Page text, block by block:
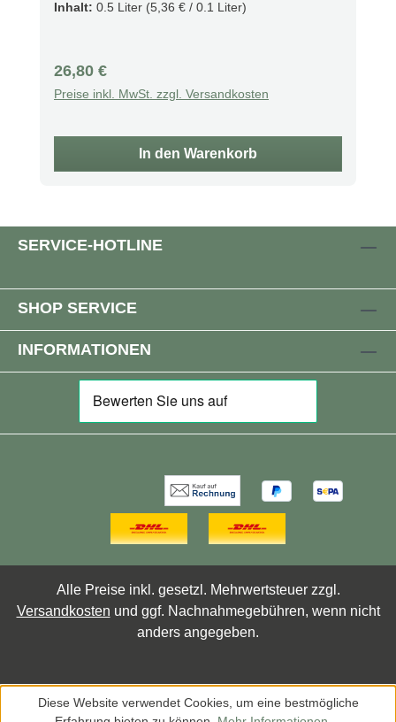
hydrolysiertes Rinderkollagen (Typ 1, 2 und 3)
Glucosamin, Chondroitin und MSM enthalten,
die knorpelschonende Eigenschaften
fördern die Kollagenaufnahme und stärken
Gelenkerkrankungen unterstützen.
Warnhinweise Nur für Erwachsene.Während
der Schwangerschaft, in der Stillzeit, bei
ärztlichen Rat einholen. Darf nicht in die
Hände von Kindern gelangen.Produkt nicht
verwenden, wenn die Versiegelung
Inhalt: 0.5 Liter (5,36 € / 0.1 Liter)
Regulärer Preis:
26,80 €
Preise inkl. MwSt. zzgl. Versandkosten
In den Warenkorb
SERVICE-HOTLINE
SHOP SERVICE
INFORMATIONEN
Alle Preise inkl. gesetzl. Mehrwertsteuer zzgl.
Versandkosten und ggf. Nachnahmegebühren, wenn nicht
anders angegeben.
Diese Website verwendet Cookies, um eine bestmögliche